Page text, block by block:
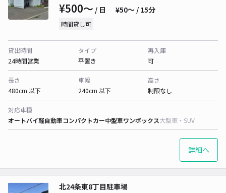
¥500〜 / 日 ¥50〜 / 15分
時間貸し可
貸出時間
24時間営業
タイプ
平置き
再入庫
可
長さ
480cm 以下
車幅
240cm 以下
高さ
制限なし
対応車種
オートバイ軽自動車コンパクトカー中型車ワンボックス大型車・SUV
詳細へ
北24条東8丁目駐車場